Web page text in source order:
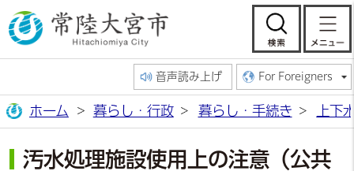
常陸大宮市公
検
音声読み上げ For Foreigners
ホーム 暮らし・行政 暮らし・手続き 上下
汚水処理施設使用上の注意（公共